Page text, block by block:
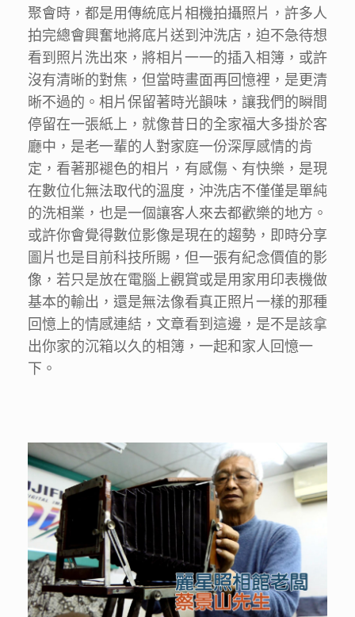
聚會時，都是用傳統底片相機拍攝照片，許多人
拍完總會興奮地將底片送到沖洗店，迫不急待想
看到照片洗出來，將相片一一的插入相簿，或許
沒有清晰的對焦，但當時畫面再回憶裡，是更清
晰不過的。相片保留著時光韻味，讓我們的瞬間
停留在一張紙上，就像昔日的全家福大多掛於客
廳中，是老一輩的人對家庭一份深厚感情的肯
定，看著那褪色的相片，有感傷、有快樂，是現
在數位化無法取代的溫度，沖洗店不僅僅是單純
的洗相業，也是一個讓客人來去都歡樂的地方。
或許你會覺得數位影像是現在的趨勢，即時分享
圖片也是目前科技所賜，但一張有紀念價值的影
像，若只是放在電腦上觀賞或是用家用印表機做
基本的輸出，還是無法像看真正照片一樣的那種
回憶上的情感連結，文章看到這邊，是不是該拿
出你家的沉箱以久的相簿，一起和家人回憶一
下。